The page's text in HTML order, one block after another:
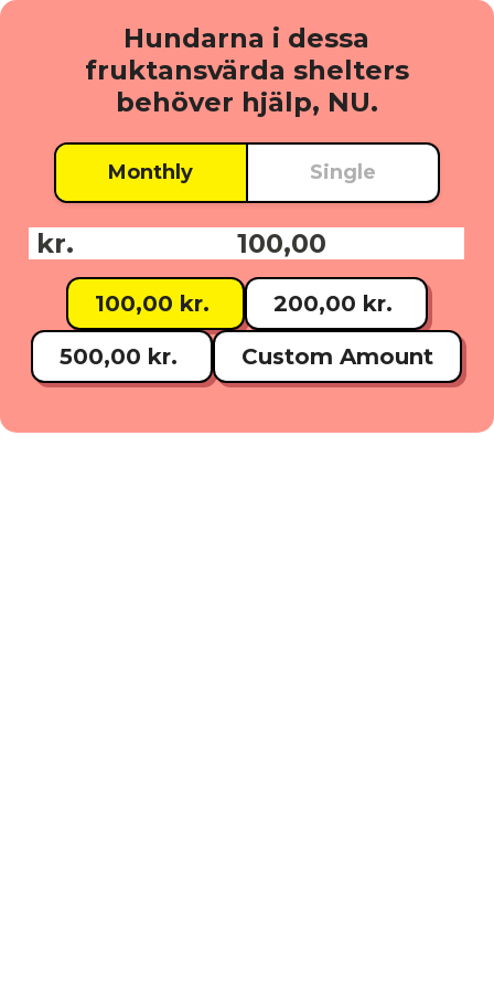
Hundarna i dessa
fruktansvärda shelters
behöver hjälp, NU.
Monthly Single
Donationsbelopp:
kr.
100,00 kr.
200,00 kr.
500,00 kr.
Custom Amount